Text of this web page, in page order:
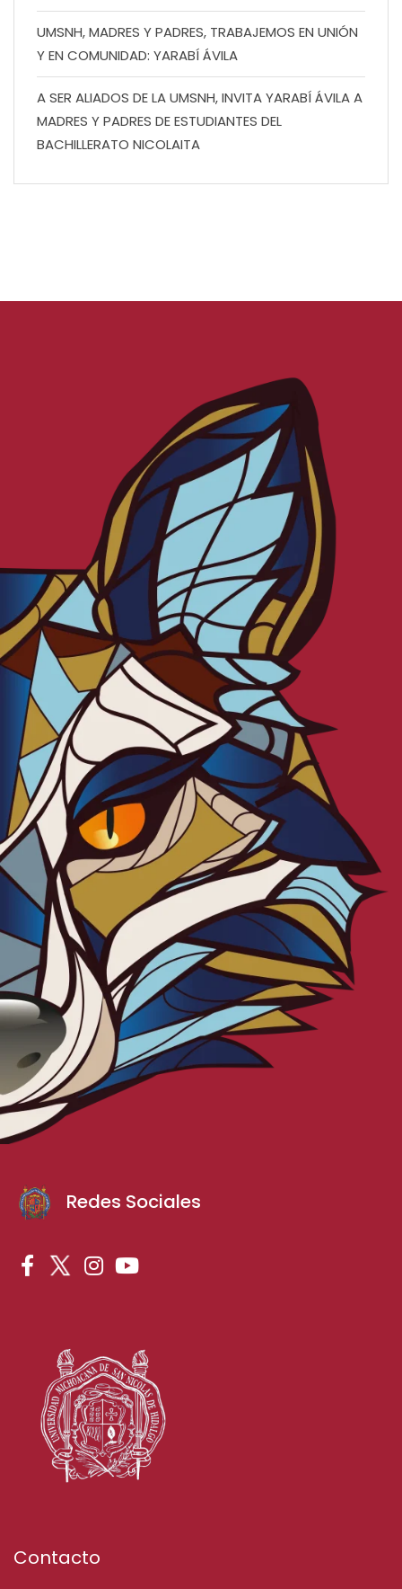
UMSNH, MADRES Y PADRES, TRABAJEMOS EN UNIÓN
Y EN COMUNIDAD: YARABÍ ÁVILA
A SER ALIADOS DE LA UMSNH, INVITA YARABÍ ÁVILA A
MADRES Y PADRES DE ESTUDIANTES DEL
BACHILLERATO NICOLAITA
Redes Sociales
Contacto